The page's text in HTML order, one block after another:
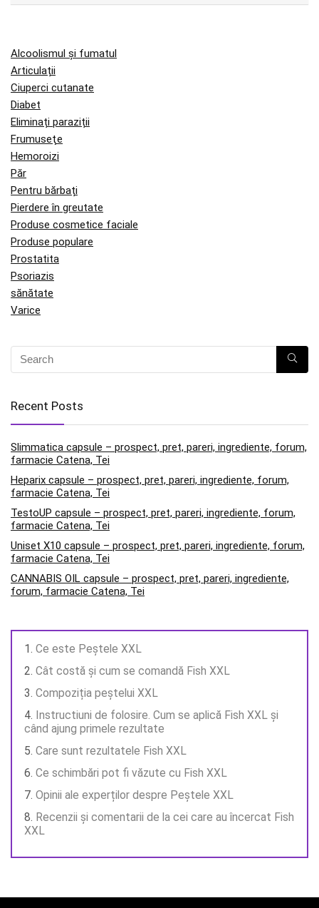
Alcoolismul și fumatul
Articulații
Ciuperci cutanate
Diabet
Eliminați paraziții
Frumuseţe
Hemoroizi
Păr
Pentru bărbați
Pierdere în greutate
Produse cosmetice faciale
Produse populare
Prostatita
Psoriazis
sănătate
Varice
Recent Posts
Slimmatica capsule – prospect, pret, pareri, ingrediente, forum,
farmacie Catena, Tei
Heparix capsule – prospect, pret, pareri, ingrediente, forum,
farmacie Catena, Tei
TestoUP capsule – prospect, pret, pareri, ingrediente, forum,
farmacie Catena, Tei
Uniset X10 capsule – prospect, pret, pareri, ingrediente, forum,
farmacie Catena, Tei
CANNABIS OIL capsule – prospect, pret, pareri, ingrediente,
forum, farmacie Catena, Tei
Ce este Peștele XXL
Cât costă și cum se comandă Fish XXL
Compoziția peștelui XXL
Instructiuni de folosire. Cum se aplică Fish XXL și
când ajung primele rezultate
Care sunt rezultatele Fish XXL
Ce schimbări pot fi văzute cu Fish XXL
Opinii ale experților despre Peștele XXL
Recenzii și comentarii de la cei care au încercat Fish
XXL